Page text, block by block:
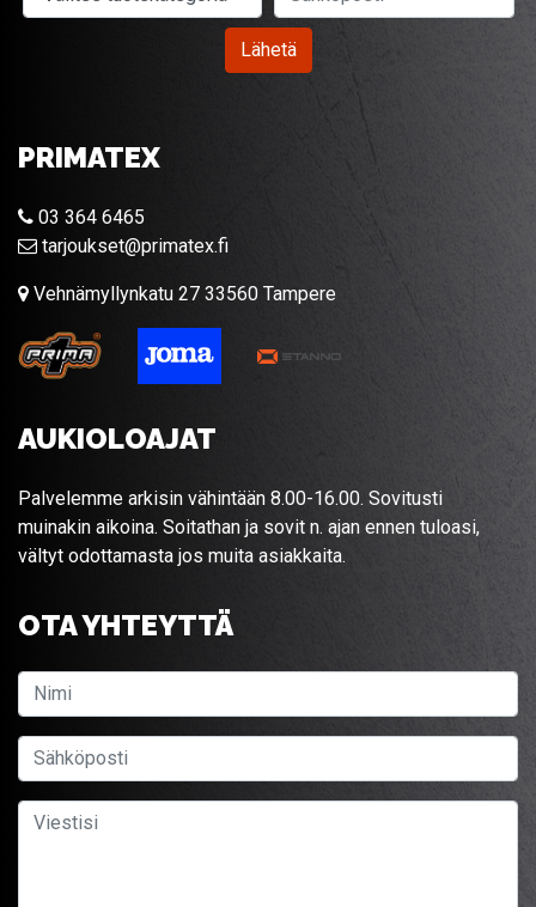
Lähetä
PRIMATEX
03 364 6465
tarjoukset@primatex.fi
Vehnämyllynkatu 27 33560 Tampere
AUKIOLOAJAT
Palvelemme arkisin vähintään 8.00-16.00. Sovitusti
muinakin aikoina. Soitathan ja sovit n. ajan ennen tuloasi,
vältyt odottamasta jos muita asiakkaita.
OTA YHTEYTTÄ